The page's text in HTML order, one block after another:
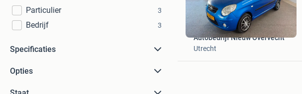
Particulier
3
Bedrijf 3
Specificaties
Opties
Favorieten
Autobedrijf Nieuw Overvecht
Utrecht